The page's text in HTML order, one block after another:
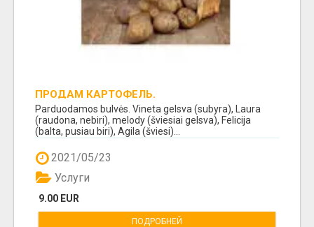
ПРОДАМ КАРТОФЕЛЬ.
Parduodamos bulvės. Vineta gelsva (subyra), Laura
(raudona, nebiri), melody (šviesiai gelsva), Felicija
(balta, pusiau biri), Agila (šviesi)...
2021/05/23
9.00 EUR
Услуги
ПОДРОБНЕЙ